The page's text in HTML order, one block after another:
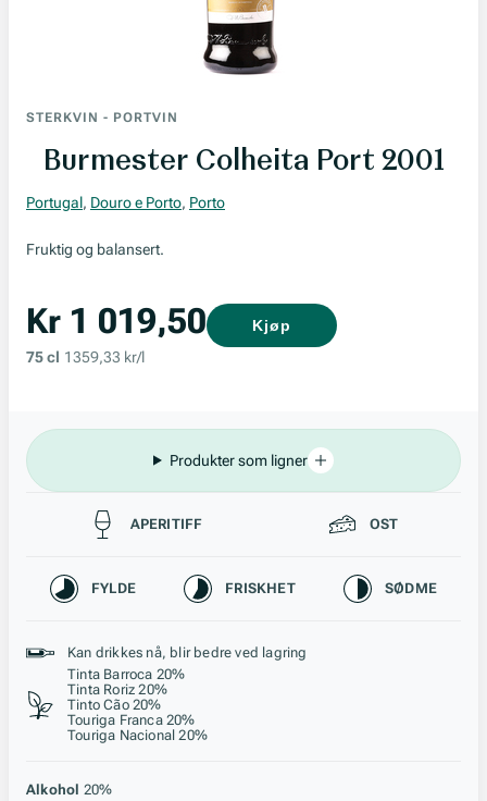
STERKVIN - PORTVIN
Burmester Colheita Port 2001
Portugal, Douro e Porto, Porto
Fruktig og balansert.
Kr 1 019,50
75 cl 1359,33 kr/l
Kjøp
Produkter som ligner
Passer tilAPERITIFF OST
Karakteristikk
FYLDE FRISKHET SØDME
Stil, lagring og råstoff
Kan drikkes nå, blir bedre ved lagring
Tinta Barroca 20%
Tinta Roriz 20%
Tinto Cão 20%
Touriga Franca 20%
Touriga Nacional 20%
Alkohol 20%